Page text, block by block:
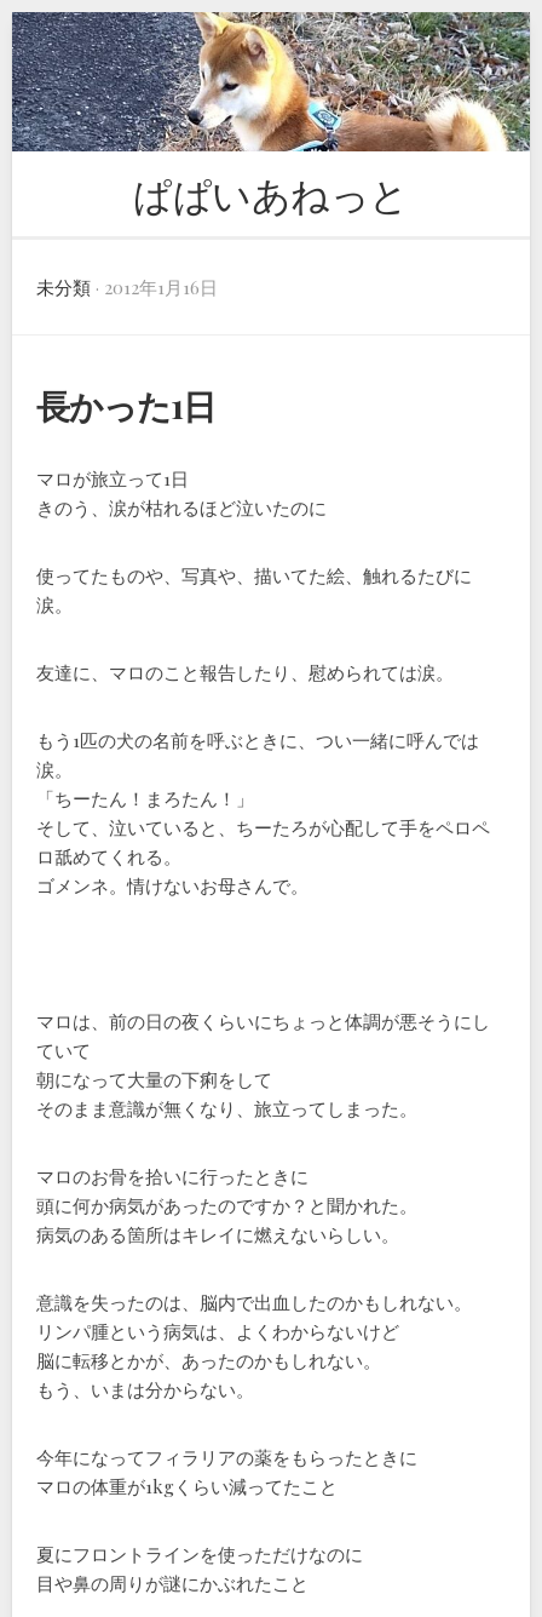
Skip
to
content
ぱぱいあねっと
未分類 · 2012年1月16日
長かった1日
マロが旅立って1日
きのう、涙が枯れるほど泣いたのに
使ってたものや、写真や、描いてた絵、触れるたびに
涙。
友達に、マロのこと報告したり、慰められては涙。
もう1匹の犬の名前を呼ぶときに、つい一緒に呼んでは
涙。
「ちーたん！まろたん！」
そして、泣いていると、ちーたろが心配して手をペロペ
ロ舐めてくれる。
ゴメンネ。情けないお母さんで。
マロは、前の日の夜くらいにちょっと体調が悪そうにし
ていて
朝になって大量の下痢をして
そのまま意識が無くなり、旅立ってしまった。
マロのお骨を拾いに行ったときに
頭に何か病気があったのですか？と聞かれた。
病気のある箇所はキレイに燃えないらしい。
意識を失ったのは、脳内で出血したのかもしれない。
リンパ腫という病気は、よくわからないけど
脳に転移とかが、あったのかもしれない。
もう、いまは分からない。
今年になってフィラリアの薬をもらったときに
マロの体重が1kgくらい減ってたこと
夏にフロントラインを使っただけなのに
目や鼻の周りが謎にかぶれたこと